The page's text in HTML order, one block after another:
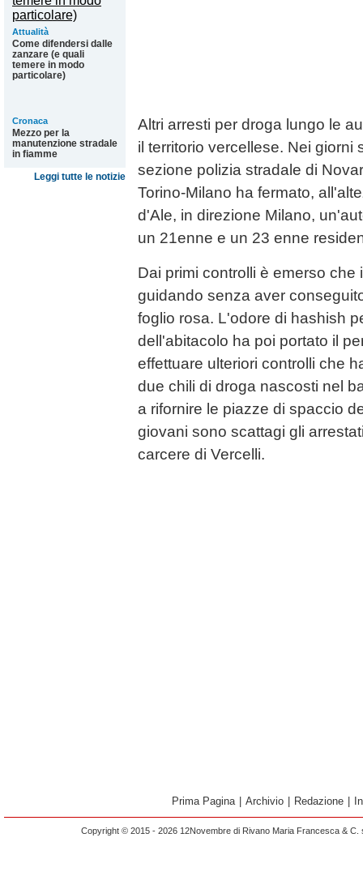
Attualità
Come difendersi dalle
zanzare (e quali
temere in modo
particolare)
Cronaca
Mezzo per la
manutenzione stradale
in fiamme
Leggi tutte le notizie
Altri arresti per droga lungo le
il territorio vercellese. Nei giorni
sezione polizia stradale di
Torino-Milano ha fermato,
d'Ale, in direzione Milano,
un 21enne e un 23 enne
Dai primi controlli è emerso
guidando senza aver
foglio rosa. L'odore di hashish
dell'abitacolo ha poi portato il
effettuare ulteriori controlli che
due chili di droga nascosti nel
a rifornire le piazze di spaccio
giovani sono scattagi gli
carcere di Vercelli.
Prima Pagina | Archivio | Redazione |
Copyright © 2015 - 2026 12Novembre di Rivano Maria Francesca &